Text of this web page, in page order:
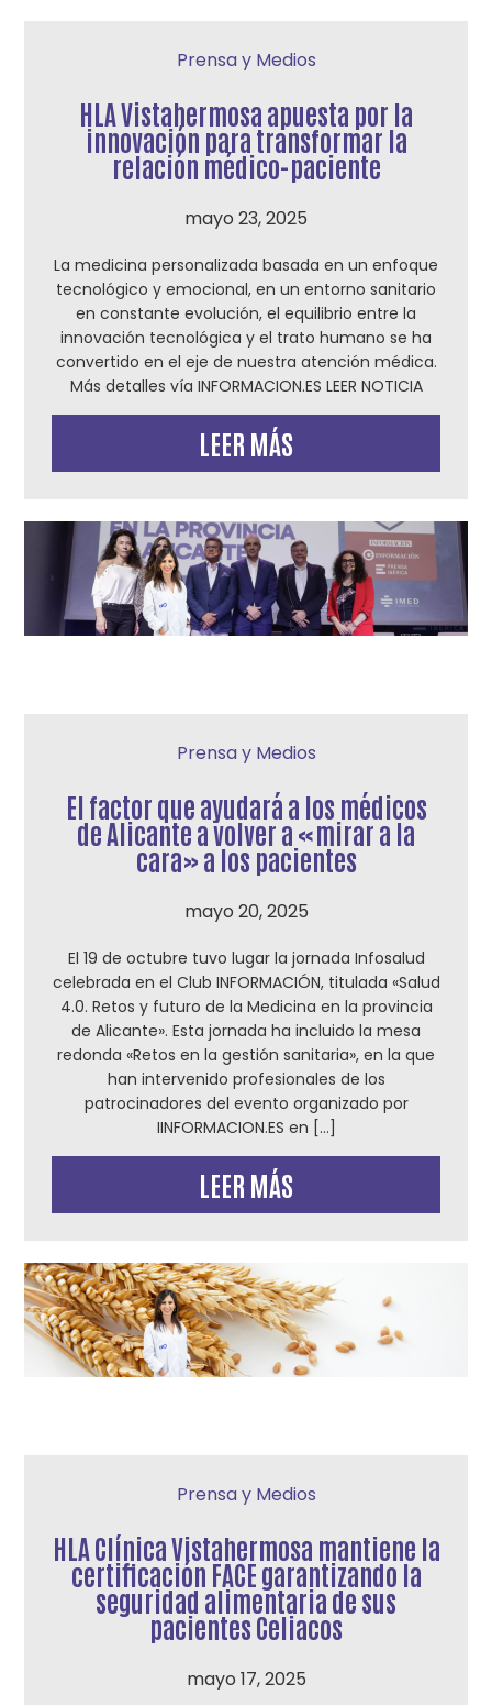
Prensa y Medios
HLA Vistahermosa apuesta por la
innovación para transformar la
relación médico-paciente
mayo 23, 2025
La medicina personalizada basada en un enfoque
tecnológico y emocional, en un entorno sanitario
en constante evolución, el equilibrio entre la
innovación tecnológica y el trato humano se ha
convertido en el eje de nuestra atención médica.
Más detalles vía INFORMACION.ES LEER NOTICIA
LEER MÁS
Prensa y Medios
El factor que ayudará a los médicos
de Alicante a volver a «mirar a la
cara» a los pacientes
mayo 20, 2025
El 19 de octubre tuvo lugar la jornada Infosalud
celebrada en el Club INFORMACIÓN, titulada «Salud
4.0. Retos y futuro de la Medicina en la provincia
de Alicante». Esta jornada ha incluido la mesa
redonda «Retos en la gestión sanitaria», en la que
han intervenido profesionales de los
patrocinadores del evento organizado por
IINFORMACION.ES en […]
LEER MÁS
Prensa y Medios
HLA Clínica Vistahermosa mantiene la
certificación FACE garantizando la
seguridad alimentaria de sus
pacientes Celiacos
mayo 17, 2025